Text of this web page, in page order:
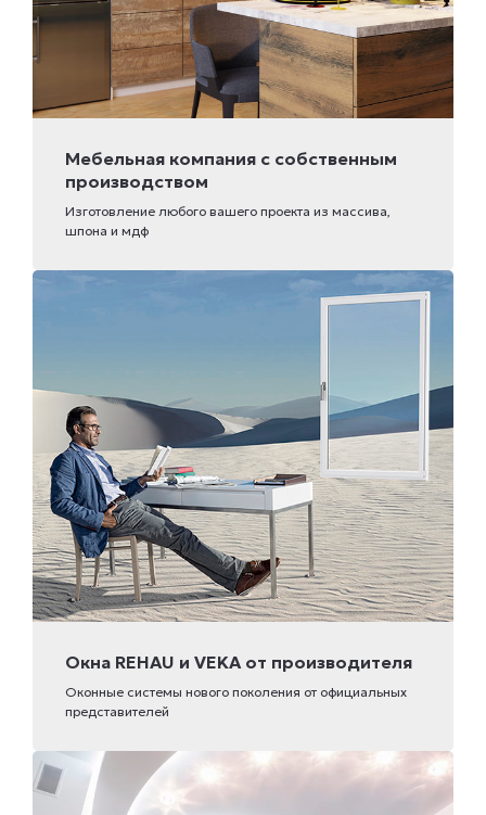
Мебельная компания с собственным
производством
Изготовление любого вашего проекта из массива,
шпона и мдф
Окна REHAU и VEKA от производителя
Оконные системы нового поколения от официальных
представителей